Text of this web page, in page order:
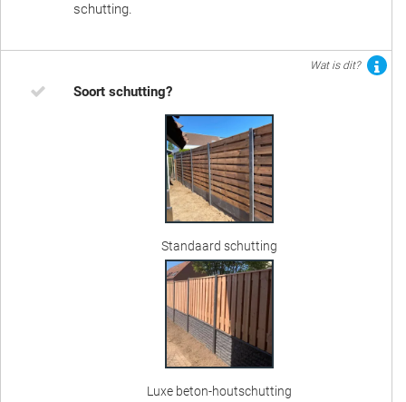
schutting.
Wat is dit?
Soort schutting?
Standaard schutting
Luxe beton-houtschutting